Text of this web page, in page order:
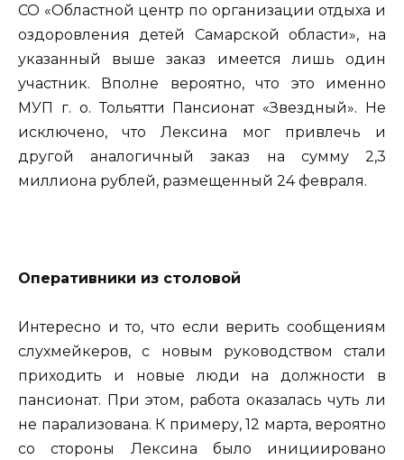
СО «Областной центр по организации отдыха и
оздоровления детей Самарской области», на
указанный выше заказ имеется лишь один
участник. Вполне вероятно, что это именно
МУП г. о. Тольятти Пансионат «Звездный». Не
исключено, что Лексина мог привлечь и
другой аналогичный заказ на сумму 2,3
миллиона рублей, размещенный 24 февраля.
Оперативники из столовой
Интересно и то, что если верить сообщениям
слухмейкеров, с новым руководством стали
приходить и новые люди на должности в
пансионат. При этом, работа оказалась чуть ли
не парализована. К примеру, 12 марта, вероятно
со стороны Лексина было инициировано